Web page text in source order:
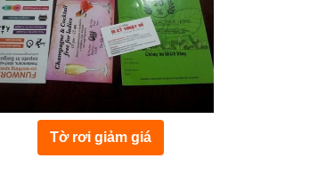
Tờ rơi giảm giá